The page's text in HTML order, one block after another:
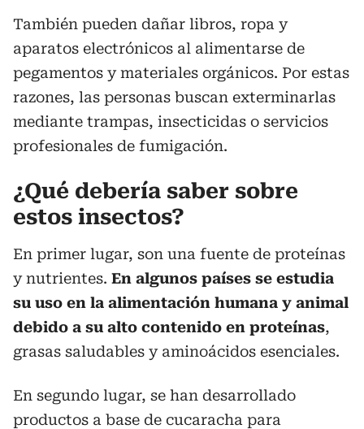
También pueden dañar libros, ropa y
aparatos electrónicos al alimentarse de
pegamentos y materiales orgánicos. Por estas
razones, las personas buscan exterminarlas
mediante trampas, insecticidas o servicios
profesionales de fumigación.
¿Qué debería saber sobre
estos insectos?
En primer lugar, son una fuente de proteínas
y nutrientes. En algunos países se estudia
su uso en la alimentación humana y animal
debido a su alto contenido en proteínas,
grasas saludables y aminoácidos esenciales.
En segundo lugar, se han desarrollado
productos a base de cucaracha para